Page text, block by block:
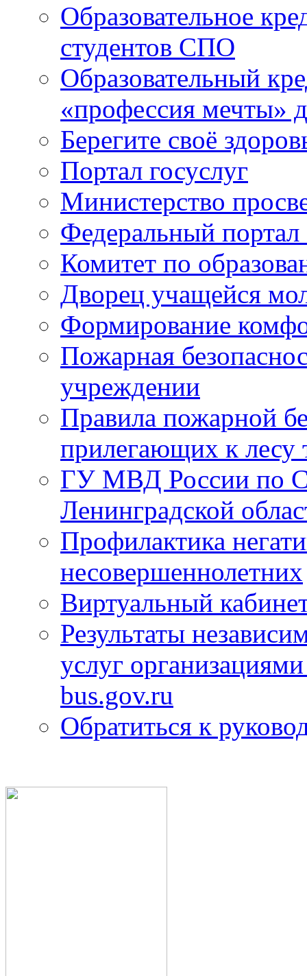
Образовательное
студентов СПО
Образовательный
«профессия мечты»
Берегите своё
Портал госуслуг
Министерство
Федеральный портал
Комитет по
Дворец учащейся
Формирование
Пожарная
учреждении
Правила пожарной
прилегающих к лесу
ГУ МВД России по
Ленинградской
Профилактика
несовершеннолетних
Виртуальный
Результаты
услуг
bus.gov.ru
Обратиться к